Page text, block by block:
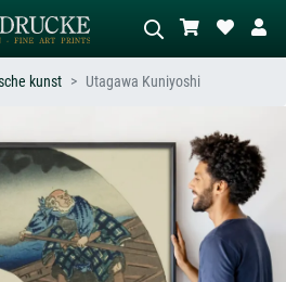
bijv.
Beschrijf de scène – bijv. groene
weide, abstract met veel rood, donker
olieverfschilderij, staand naakt naast
een boom.
kunst Utagawa Kuniyoshi